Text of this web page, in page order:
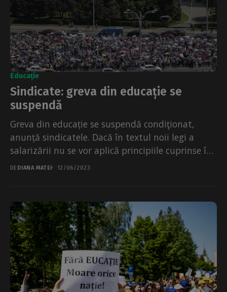
Educație
Sindicate: greva din educație se
suspendă
Greva din educație se suspendă condiţionat,
anunță sindicatele. Dacă în textul noii legi a
salarizării nu se vor aplică principiile cuprinse în
ordonanţa...
DE DIANA MATEI 12/06/2023